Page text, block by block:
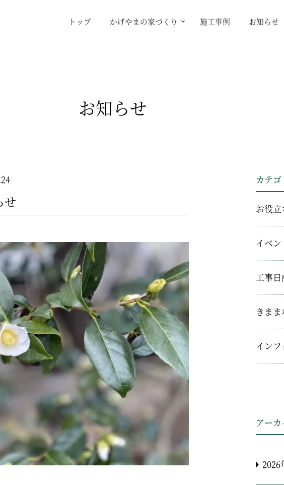
トップ かげやまの家づくり 施工事例 お知らせ
お知らせ
せ
カテゴ
お役
イベン
工事日
きまま
イン
アー
2026